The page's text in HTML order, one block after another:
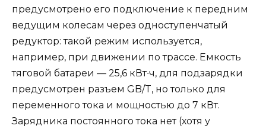
предусмотрено его подключение к передним
ведущим колесам через одноступенчатый
редуктор: такой режим используется,
например, при движении по трассе. Емкость
тяговой батареи — 25,6 кВт∙ч, для подзарядки
предусмотрен разъем GB/T, но только для
переменного тока и мощностью до 7 кВт.
Зарядника постоянного тока нет (хотя у